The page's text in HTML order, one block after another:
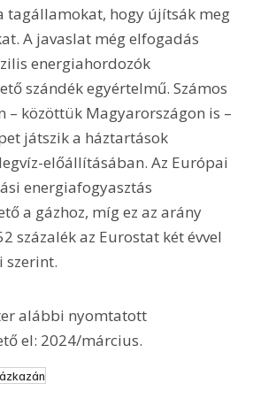
tagállamokat, hogy újítsák meg
A javaslat még elfogadás
energiahordozók
szándék egyértelmű. Számos
– közöttük Magyarországon is –
játszik a háztartások
előállításában. Az Európai
energiafogyasztás
a gázhoz, míg ez az arány
százalék az Eurostat két évvel
szerint.
alábbi nyomtatott
el: 2024/március.